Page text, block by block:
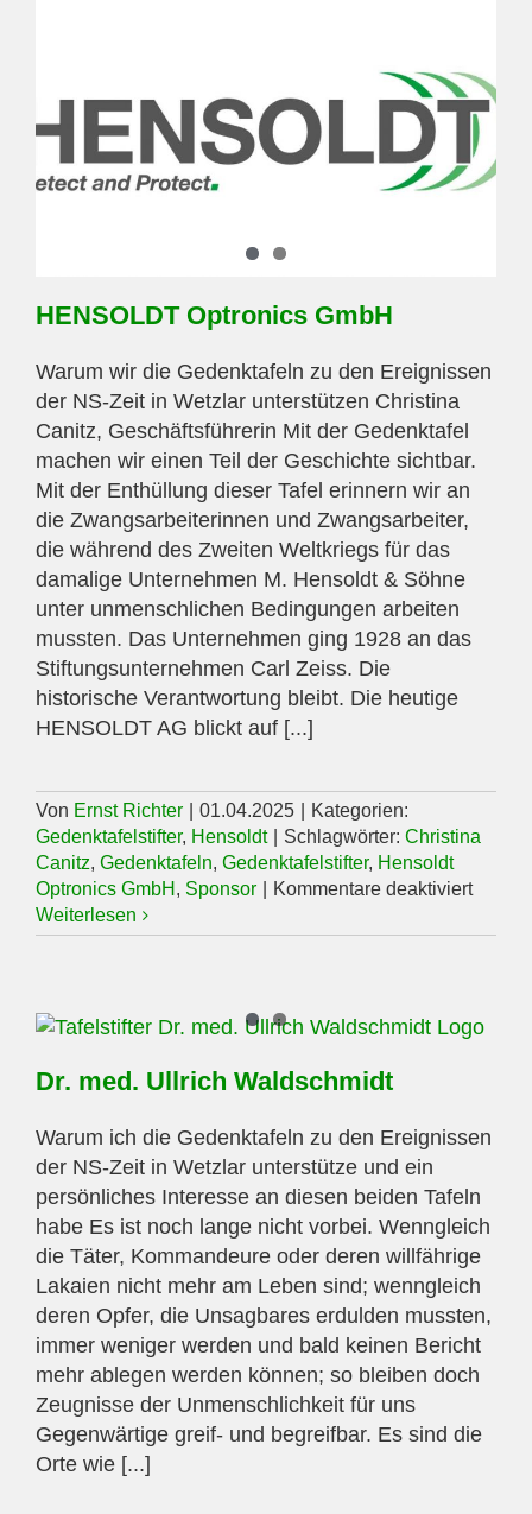
HENSOLDT Optronics GmbH
Warum wir die Gedenktafeln zu den Ereignissen
der NS-Zeit in Wetzlar unterstützen Christina
Canitz, Geschäftsführerin Mit der Gedenktafel
machen wir einen Teil der Geschichte sichtbar.
Mit der Enthüllung dieser Tafel erinnern wir an
die Zwangsarbeiterinnen und Zwangsarbeiter,
die während des Zweiten Weltkriegs für das
damalige Unternehmen M. Hensoldt & Söhne
unter unmenschlichen Bedingungen arbeiten
mussten. Das Unternehmen ging 1928 an das
Stiftungsunternehmen Carl Zeiss. Die
historische Verantwortung bleibt. Die heutige
HENSOLDT AG blickt auf [...]
Von Ernst Richter 01.04.2025
Kategorien:
Gedenktafelstifter, Hensoldt Schlagwörter: Christina
Canitz, Gedenktafeln, Gedenktafelstifter, Hensoldt
Optronics GmbH , Sponsor Kommentare deaktiviertfür
Weiterlesen
Dr. med. Ullrich Waldschmidt
Warum ich die Gedenktafeln zu den Ereignissen
der NS-Zeit in Wetzlar unterstütze und ein
persönliches Interesse an diesen beiden Tafeln
habe Es ist noch lange nicht vorbei. Wenngleich
die Täter, Kommandeure oder deren willfährige
Lakaien nicht mehr am Leben sind; wenngleich
deren Opfer, die Unsagbares erdulden mussten,
immer weniger werden und bald keinen Bericht
mehr ablegen werden können; so bleiben doch
Zeugnisse der Unmenschlichkeit für uns
Gegenwärtige greif- und begreifbar. Es sind die
Orte wie [...]